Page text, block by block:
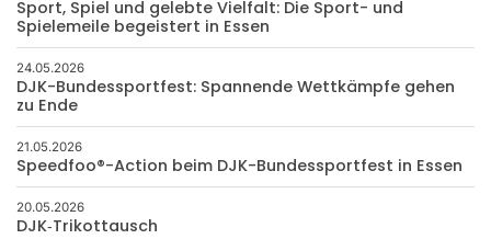
Sport, Spiel und gelebte Vielfalt: Die Sport- und
Spielemeile begeistert in Essen
24.05.2026
DJK-Bundessportfest: Spannende Wettkämpfe gehen
zu Ende
21.05.2026
Speedfoo®-Action beim DJK-Bundessportfest in Essen
20.05.2026
DJK‑Trikottausch